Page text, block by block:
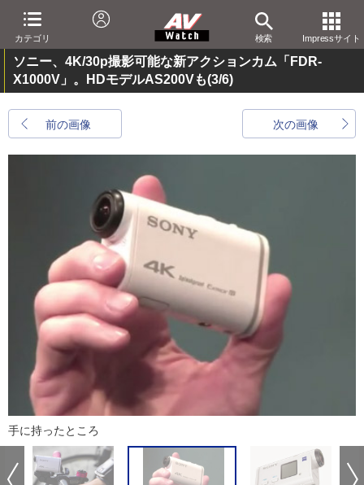
カテゴリ 検索 Impressサイト
ソニー、4K/30p撮影可能な新アクションカム「FDR-
X1000V」。HDモデルAS200Vも(3/6)
前の画像 次の画像
手に持ったところ